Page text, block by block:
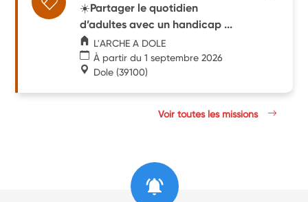
☀️Partager le quotidien
d’adultes avec un handicap ...
L'ARCHE A DOLE
À partir du 1 septembre 2026
Dole (39100)
Voir toutes les missions